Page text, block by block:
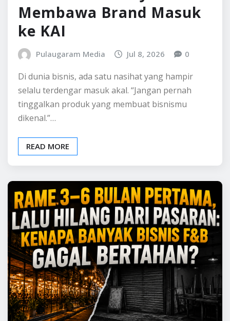
BELAJAR BISNIS INFO BISNIS
Rame 3–6 Bulan
Pertama, Lalu Hilang
dari Pasaran: Kenapa
Banyak Bisnis F&B Gagal
Bertahan?